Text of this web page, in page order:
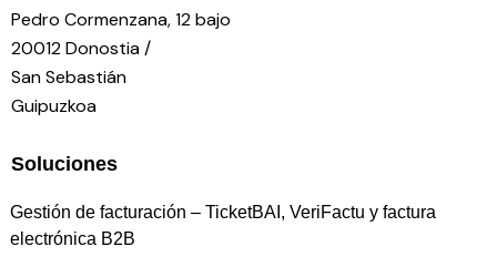
Pedro Cormenzana, 12 bajo
20012 Donostia /
San Sebastián
Guipuzkoa
Soluciones
Gestión de facturación – TicketBAI, VeriFactu y factura
electrónica B2B